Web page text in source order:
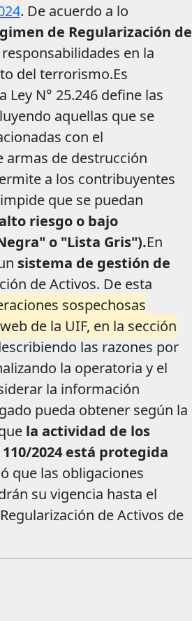
. De acuerdo a lo
de Regularización de
en la
del terrorismo.Es
N° 25.246 define las
aquellas que se
con el
de destrucción
a los contribuyentes
que se puedan
riesgo o bajo
o "Lista Gris").En
sistema de gestión de
de Activos. De esta
sospechosas
de la UIF, en la sección
las razones por
la operatoria y el
la información
pueda obtener según la
la actividad de los
2024 está protegida
que las obligaciones
su vigencia hasta el
de Activos de